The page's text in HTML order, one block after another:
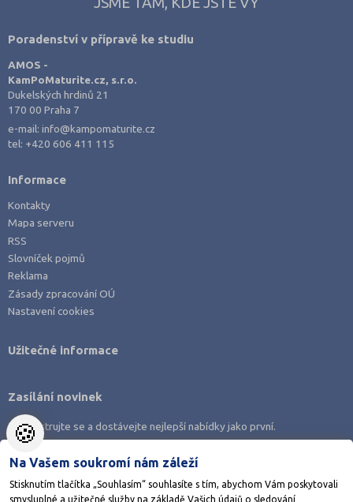
Poradenství v přípravě ke studiu
AMOS -
KamPoMaturite.cz, s.r.o.
Dukelských hrdinů 21
170 00 Praha 7
e-mail:info@kampomaturite.cz
tel: +420 606 411 115
Informace
Kontakty
Mapa serveru
RSS
Slovníček pojmů
Reklama
Zásady zpracování OÚ
Nastavení cookies
Užitečné informace
Zasílání novinek
Zaregistrujte se a dostávejte nejlepší nabídky jako první.
🍪
Na Vašem soukromí nám záleží
Stisknutím tlačítka „Souhlasím“ souhlasíte s tím, abychom Vám poskytovali
smysluplné a užitečné služby na základě Vašich údajů o sledování